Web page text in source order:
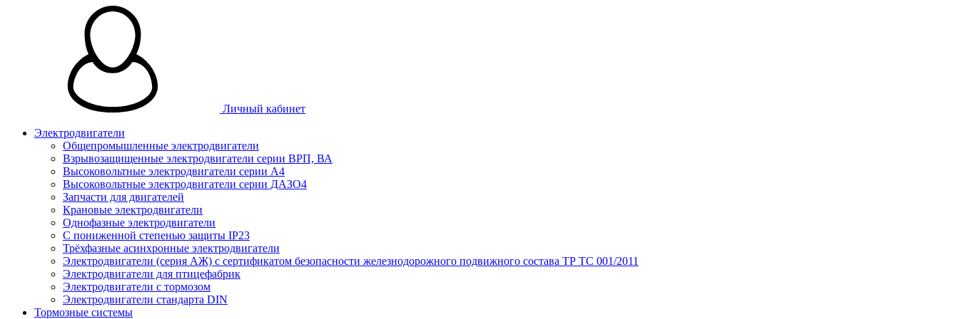
Личный кабинет
Электродвигатели
Общепромышленные электродвигатели
Взрывозащищенные электродвигатели серии ВРП, ВА
Высоковольтные электродвигатели серии А4
Высоковольтные электродвигатели серии ДАЗО4
Запчасти для двигателей
Крановые электродвигатели
Однофазные электродвигатели
С пониженной степенью защиты IP23
Трёхфазные асинхронные электродвигатели
Электродвигатели (серия АЖ) с сертификатом безопасности железнодорожного подвижного состава ТР ТС 001/2011
Электродвигатели для птицефабрик
Электродвигатели с тормозом
Электродвигатели стандарта DIN
Тормозные системы